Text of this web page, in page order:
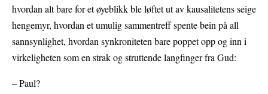
hvordan alt bare for et øyeblikk ble løftet ut av kausalitetens seige
hengemyr, hvordan et umulig sammentreff spente bein på all
sannsynlighet, hvordan synkroniteten bare poppet opp og inn i
virkeligheten som en strak og struttende langfinger fra Gud:
– Paul?